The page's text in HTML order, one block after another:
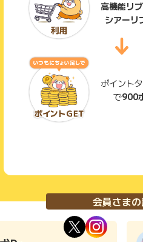
高機能リ
シアーリ
ポイント
で900
会員さま